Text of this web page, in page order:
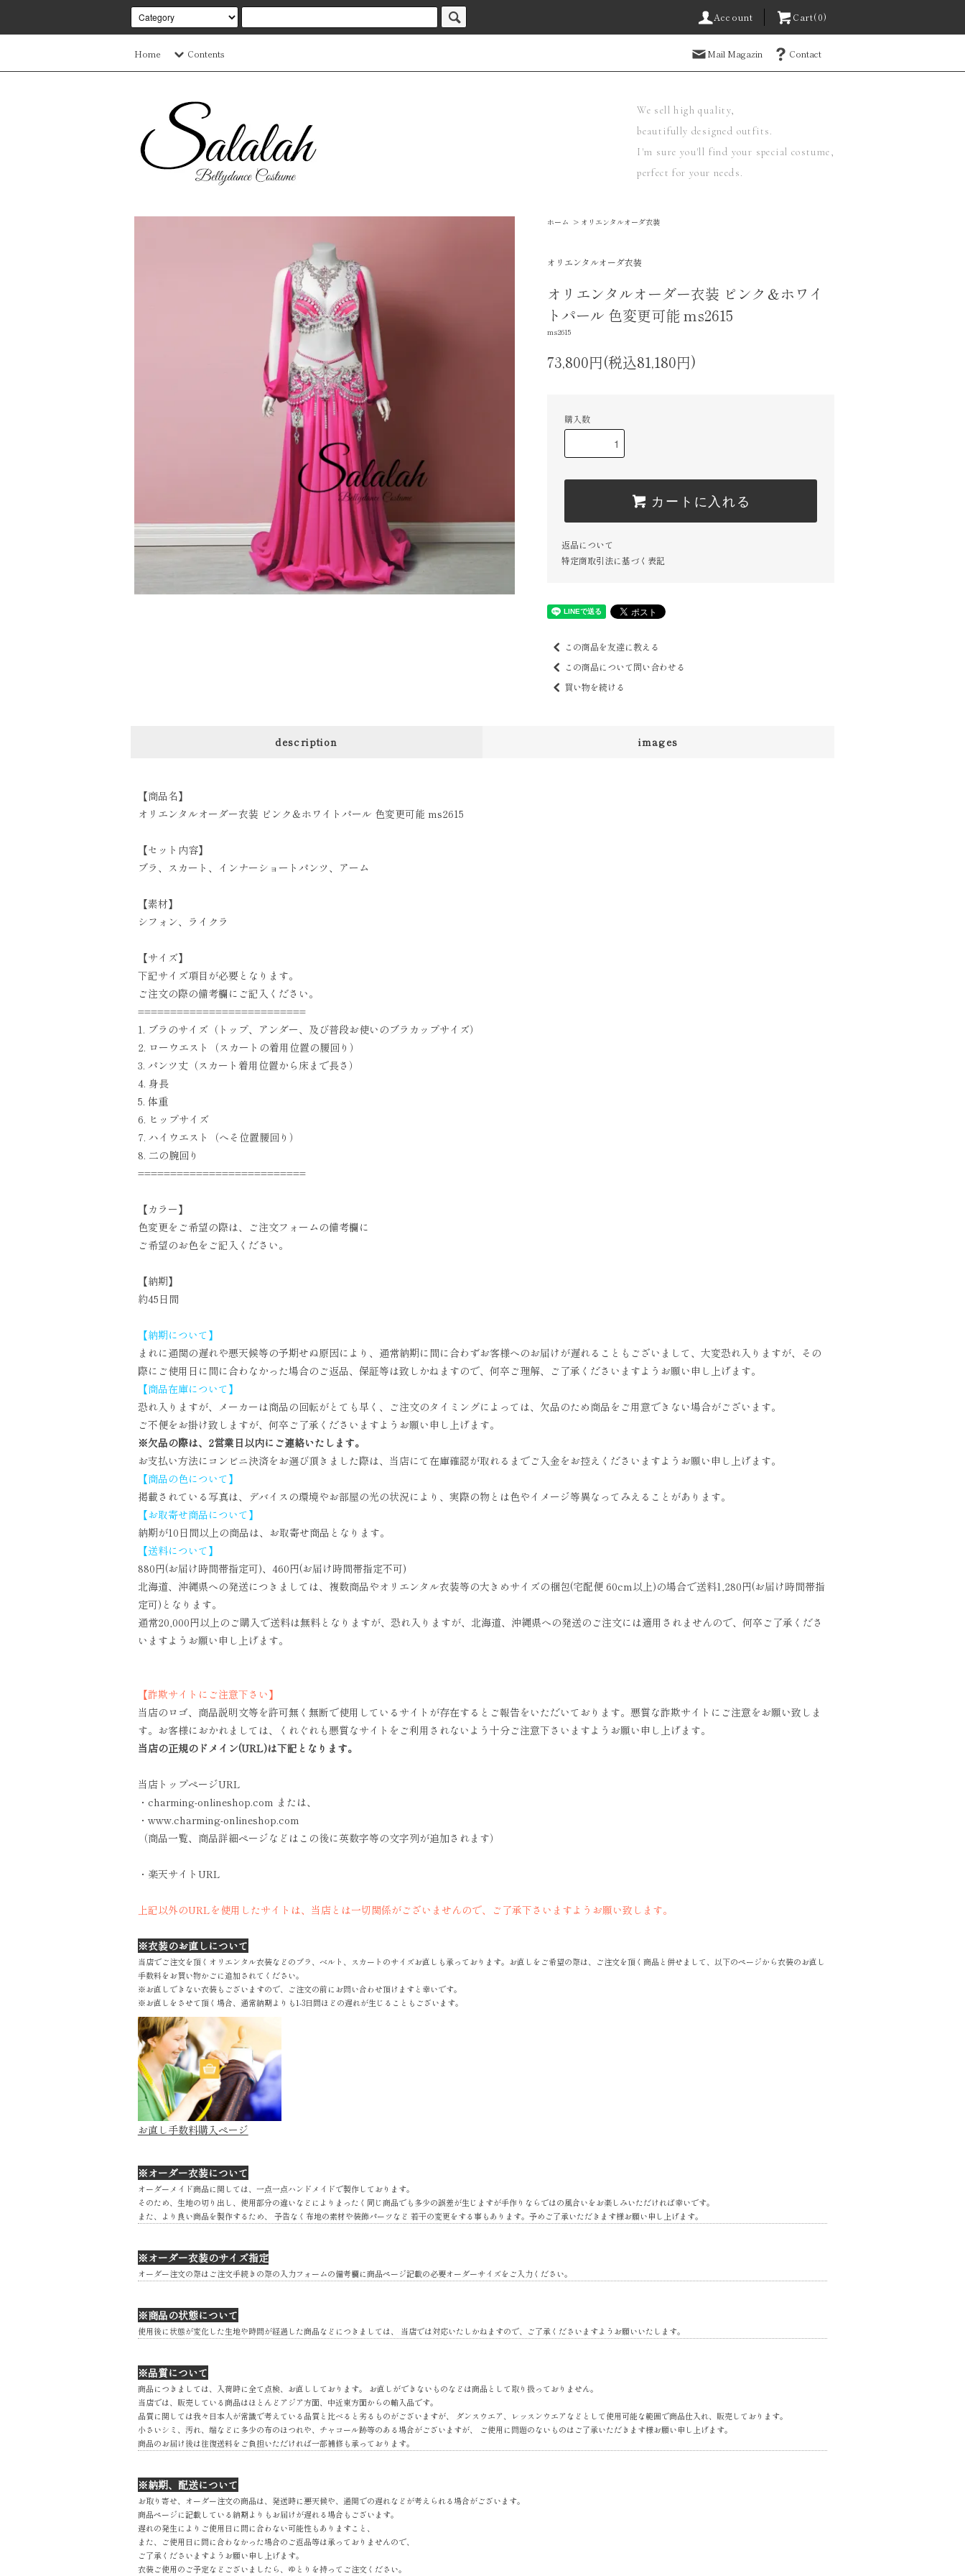
Account Cart(0)
Home Contents Mail Magazin Contact
We sell high quality,
beautifully designed outfits.
I'm sure you'll find your special costume,
perfect for your needs.
ホーム > オリエンタルオーダ衣装
オリエンタルオーダ衣装
オリエンタルオーダー衣装 ピンク＆ホワイ
トパール 色変更可能 ms2615
ms2615
73,800円(税込81,180円)
購入数
カートに入れる
返品について
特定商取引法に基づく表記
この商品を友達に教える
この商品について問い合わせる
買い物を続ける
description images
【商品名】
オリエンタルオーダー衣装 ピンク＆ホワイトパール 色変更可能 ms2615
【セット内容】
ブラ、スカート、インナーショートパンツ、アーム
【素材】
シフォン、ライクラ
【サイズ】
下記サイズ項目が必要となります。
ご注文の際の備考欄にご記入ください。
==========================
1. ブラのサイズ（トップ、アンダー、及び普段お使いのブラカップサイズ）
2. ローウエスト（スカートの着用位置の腰回り）
3. パンツ丈（スカート着用位置から床まで長さ）
4. 身長
5. 体重
6. ヒップサイズ
7. ハイウエスト（へそ位置腰回り）
8. 二の腕回り
==========================
【カラー】
色変更をご希望の際は、ご注文フォームの備考欄に
ご希望のお色をご記入ください。
【納期】
約45日間
【納期について】
まれに通関の遅れや悪天候等の予期せぬ原因により、通常納期に間に合わずお客様へのお届けが遅れることもございまして、大変恐れ入りますが、その
際にご使用日に間に合わなかった場合のご返品、保証等は致しかねますので、何卒ご理解、ご了承くださいますようお願い申し上げます。
【商品在庫について】
恐れ入りますが、メーカーは商品の回転がとても早く、ご注文のタイミングによっては、欠品のため商品をご用意できない場合がございます。
ご不便をお掛け致しますが、何卒ご了承くださいますようお願い申し上げます。
※欠品の際は、2営業日以内にご連絡いたします。
お支払い方法にコンビニ決済をお選び頂きました際は、当店にて在庫確認が取れるまでご入金をお控えくださいますようお願い申し上げます。
【商品の色について】
掲載されている写真は、デバイスの環境やお部屋の光の状況により、実際の物とは色やイメージ等異なってみえることがあります。
【お取寄せ商品について】
納期が10日間以上の商品は、お取寄せ商品となります。
【送料について】
880円(お届け時間帯指定可)、460円(お届け時間帯指定不可)
北海道、沖縄県への発送につきましては、複数商品やオリエンタル衣装等の大きめサイズの梱包(宅配便 60cm以上)の場合で送料1,280円(お届け時間帯指
定可)となります。
通常20,000円以上のご購入で送料は無料となりますが、恐れ入りますが、北海道、沖縄県への発送のご注文には適用されませんので、何卒ご了承くださ
いますようお願い申し上げます。
【詐欺サイトにご注意下さい】
当店のロゴ、商品説明文等を許可無く無断で使用しているサイトが存在するとご報告をいただいております。悪質な詐欺サイトにご注意をお願い致しま
す。お客様におかれましては、くれぐれも悪質なサイトをご利用されないよう十分ご注意下さいますようお願い申し上げます。
当店の正規のドメイン(URL)は下記となります。
当店トップページURL
・charming-onlineshop.com または、
・www.charming-onlineshop.com
（商品一覧、商品詳細ページなどはこの後に英数字等の文字列が追加されます）
・楽天サイトURL
上記以外のURLを使用したサイトは、当店とは一切関係がございませんので、ご了承下さいますようお願い致します。
※衣装のお直しについて
当店でご注文を頂くオリエンタル衣装などのブラ、ベルト、スカートのサイズお直しも承っております。お直しをご希望の際は、ご注文を頂く商品と併せまして、以下のページから衣装のお直し
手数料をお買い物かごに追加されてください。
※お直しできない衣装もございますので、ご注文の前にお問い合わせ頂けますと幸いです。
※お直しをさせて頂く場合、通常納期よりも1-3日間ほどの遅れが生じることもございます。
お直し手数料購入ページ
※オーダー衣装について
オーダーメイド商品に関しては、一点一点ハンドメイドで製作しております。
そのため、生地の切り出し、使用部分の違いなどによりまったく同じ商品でも多少の誤差が生じますが手作りならではの風合いをお楽しみいただければ幸いです。
また、より良い商品を製作するため、 予告なく布地の素材や装飾パーツなど 若干の変更をする事もあります。予めご了承いただきます様お願い申し上げます。
※オーダー衣装のサイズ指定
オーダー注文の際はご注文手続きの際の入力フォームの備考欄に商品ページ記載の必要オーダーサイズをご入力ください。
※商品の状態について
使用後に状態が変化した生地や時間が経過した商品などにつきましては、 当店では対応いたしかねますので、ご了承くださいますようお願いいたします。
※品質について
商品につきましては、入荷時に全て点検、お直ししております。 お直しができないものなどは商品として取り扱っておりません。
当店では、販売している商品はほとんどアジア方面、中近東方面からの輸入品です。
品質に関しては我々日本人が常識で考えている品質と比べると劣るものがございますが、 ダンスウエア、レッスンウエアなどとして使用可能な範囲で商品仕入れ、販売しております。
小さいシミ、汚れ、端などに多少の布のほつれや、チャコール跡等のある場合がございますが、 ご使用に問題のないものはご了承いただきます様お願い申し上げます。
商品のお届け後は往復送料をご負担いただければ一部補修も承っております。
※納期、配送について
お取り寄せ、オーダー注文の商品は、発送時に悪天候や、通関での遅れなどが考えられる場合がございます。
商品ページに記載している納期よりもお届けが遅れる場合もございます。
遅れの発生によりご使用日に間に合わない可能性もありますこと、
また、ご使用日に間に合わなかった場合のご返品等は承っておりませんので、
ご了承くださいますようお願い申し上げます。
衣装ご使用のご予定などございましたら、ゆとりを持ってご注文ください。